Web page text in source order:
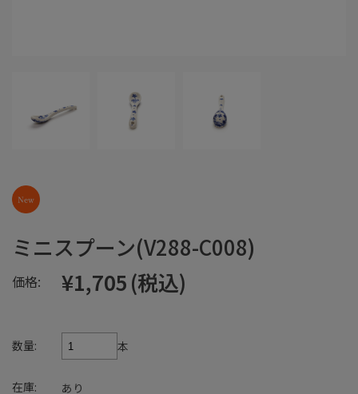
ミニスプーン(V288-C008)
価格: ¥1,705(税込)
数量: 本
在庫: あり